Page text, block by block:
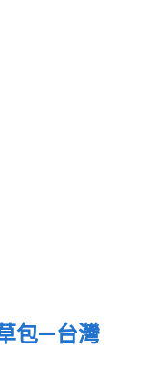
包—台灣